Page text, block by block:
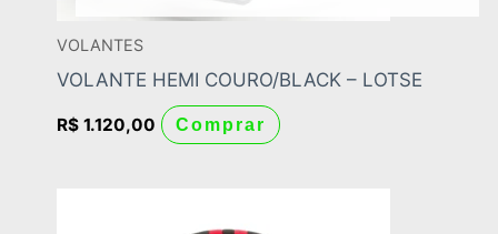
VOLANTES
VOLANTE HEMI COURO/BLACK – LOTSE
R$ 1.120,00 Comprar